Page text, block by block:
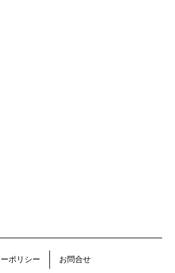
ポリシー お問合せ